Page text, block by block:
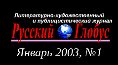
Январь 2003, №1